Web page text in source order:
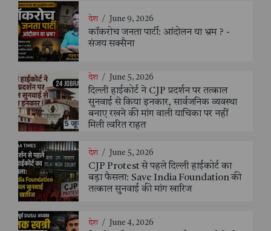
देश / June 9, 2026
कॉकरोच जनता पार्टी: आंदोलन या भ्रम ? -
संजय सक्सैना
देश / June 5, 2026
दिल्ली हाईकोर्ट ने CJP प्रदर्शन पर तत्काल
सुनवाई से किया इनकार, सार्वजनिक व्यवस्था
बनाए रखने की मांग वाली याचिका पर नहीं
मिली त्वरित राहत
देश / June 5, 2026
CJP Protest से पहले दिल्ली हाईकोर्ट का
बड़ा फैसला: Save India Foundation की
तत्काल सुनवाई की मांग खारिज
देश / June 4, 2026